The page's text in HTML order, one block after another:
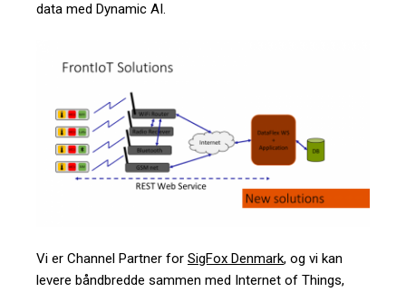
data med Dynamic AI.
Vi er Channel Partner for SigFox Denmark, og vi kan
levere båndbredde sammen med Internet of Things,